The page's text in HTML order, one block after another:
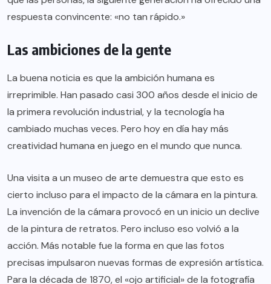
respuesta convincente: «no tan rápido.»
Las ambiciones de la gente
La buena noticia es que la ambición humana es
irreprimible. Han pasado casi 300 años desde el inicio de
la primera revolución industrial, y la tecnología ha
cambiado muchas veces. Pero hoy en día hay más
creatividad humana en juego en el mundo que nunca.
Una visita a un museo de arte demuestra que esto es
cierto incluso para el impacto de la cámara en la pintura.
La invención de la cámara provocó en un inicio un declive
de la pintura de retratos. Pero incluso eso volvió a la
acción. Más notable fue la forma en que las fotos
precisas impulsaron nuevas formas de expresión artística.
Para la década de 1870, el «ojo artificial» de la fotografía